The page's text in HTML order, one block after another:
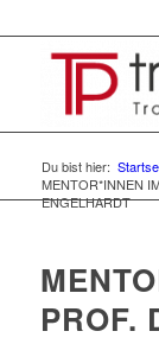
Du bist hier:
MENTOR*INNEN
ENGELHARDT
PROF.